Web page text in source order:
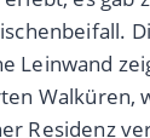
Leinwand
Walküren,
Residenz